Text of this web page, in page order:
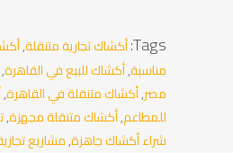
Tags: أكشاك تجارية متنقلة,
مناسبة,أكشاك للبيع في القاهرة,
مصر,أكشاك متنقلة في القاهرة,
للمطاعم,أكشاك متنقلة مجهزة,
شراء أكشاك جاهزة,مشاريع